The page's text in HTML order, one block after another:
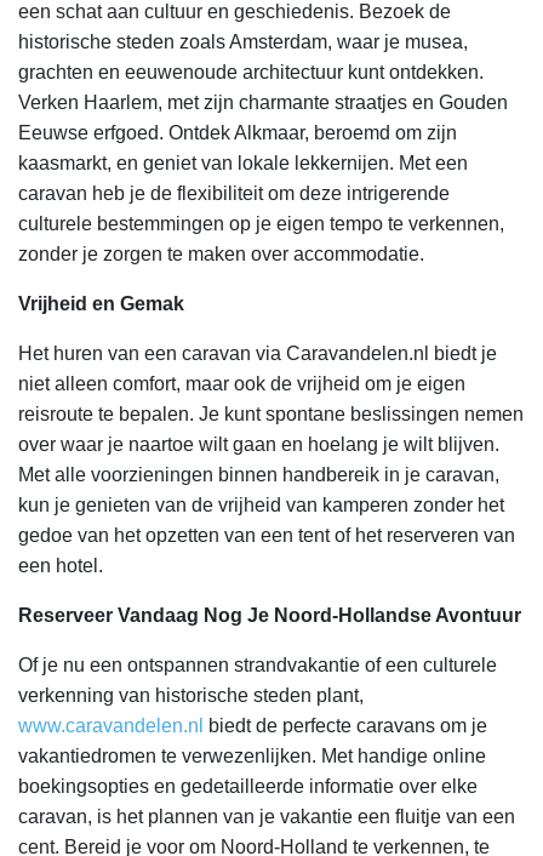
een schat aan cultuur en geschiedenis. Bezoek de
historische steden zoals Amsterdam, waar je musea,
grachten en eeuwenoude architectuur kunt ontdekken.
Verken Haarlem, met zijn charmante straatjes en Gouden
Eeuwse erfgoed. Ontdek Alkmaar, beroemd om zijn
kaasmarkt, en geniet van lokale lekkernijen. Met een
caravan heb je de flexibiliteit om deze intrigerende
culturele bestemmingen op je eigen tempo te verkennen,
zonder je zorgen te maken over accommodatie.
Vrijheid en Gemak
Het huren van een caravan via Caravandelen.nl biedt je
niet alleen comfort, maar ook de vrijheid om je eigen
reisroute te bepalen. Je kunt spontane beslissingen nemen
over waar je naartoe wilt gaan en hoelang je wilt blijven.
Met alle voorzieningen binnen handbereik in je caravan,
kun je genieten van de vrijheid van kamperen zonder het
gedoe van het opzetten van een tent of het reserveren van
een hotel.
Reserveer Vandaag Nog Je Noord-Hollandse Avontuur
Of je nu een ontspannen strandvakantie of een culturele
verkenning van historische steden plant,
www.caravandelen.nl
biedt de perfecte caravans om je
vakantiedromen te verwezenlijken. Met handige online
boekingsopties en gedetailleerde informatie over elke
caravan, is het plannen van je vakantie een fluitje van een
cent. Bereid je voor om Noord-Holland te verkennen, te